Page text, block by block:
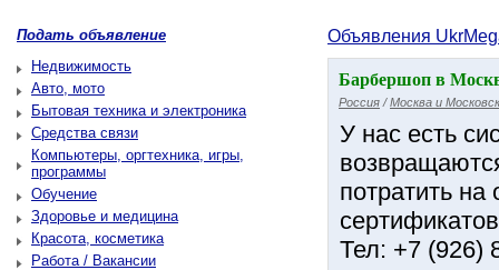
Подать объявление
Недвижимость
Авто, мото
Бытовая техника и электроника
Средства связи
Компьютеры, оргтехника, игры,
программы
Обучение
Здоровье и медицина
Красота, косметика
Работа / Вакансии
Объявления
Барбершоп в
Россия /Москва и
У нас есть
потратить на
Тел: +7 (926)